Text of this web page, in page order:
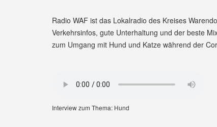
Radio WAF ist das Lokalradio des Kreises
Verkehrsinfos, gute Unterhaltung und der beste
zum Umgang mit Hund und Katze während der
Interview zum Thema: Hund